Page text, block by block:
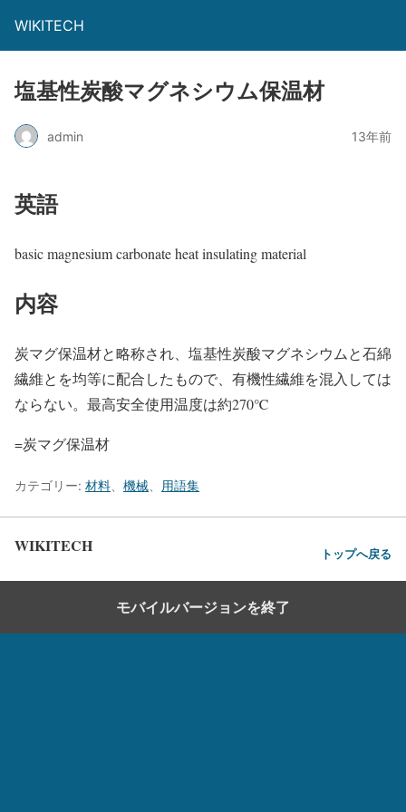
WIKITECH
塩基性炭酸マグネシウム保温材
admin 13年前
英語
basic magnesium carbonate heat insulating material
内容
炭マグ保温材と略称され、塩基性炭酸マグネシウムと石綿
繊維とを均等に配合したもので、有機性繊維を混入しては
ならない。最高安全使用温度は約270℃
=炭マグ保温材
カテゴリー: 材料 機械 用語集
WIKITECH トップへ戻る
モバイルバージョンを終了